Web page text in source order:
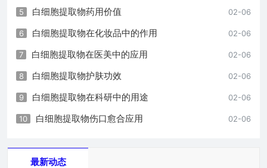
02-06
5 白细胞提取物药用价值
02-06
6 白细胞提取物在化妆品中的作用
02-06
7 白细胞提取物在医美中的应用
02-06
8 白细胞提取物护肤功效
02-06
9 白细胞提取物在科研中的用途
02-06
10 白细胞提取物伤口愈合应用
最新动态